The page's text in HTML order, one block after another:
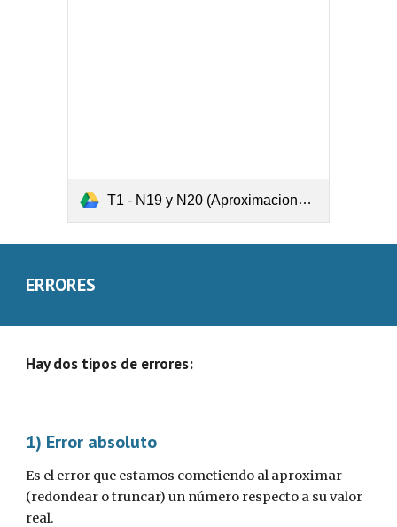
T1 - N19 y N20 (Aproximaciones).pdf
ERRORES
Hay dos tipos de errores:
1) Error absoluto
Es el error que estamos cometiendo al aproximar
(redondear o truncar) un número respecto a su valor
real.